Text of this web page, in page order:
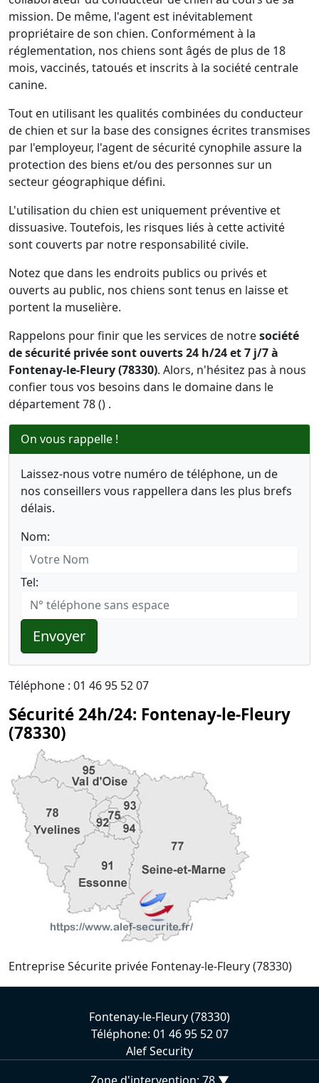
mission. De même, l'agent est inévitablement
propriétaire de son chien. Conformément à la
réglementation, nos chiens sont âgés de plus de 18
mois, vaccinés, tatoués et inscrits à la société centrale
canine.
Tout en utilisant les qualités combinées du conducteur
de chien et sur la base des consignes écrites transmises
par l'employeur, l'agent de sécurité cynophile assure la
protection des biens et/ou des personnes sur un
secteur géographique défini.
L'utilisation du chien est uniquement préventive et
dissuasive. Toutefois, les risques liés à cette activité
sont couverts par notre responsabilité civile.
Notez que dans les endroits publics ou privés et
ouverts au public, nos chiens sont tenus en laisse et
portent la muselière.
Rappelons pour finir que les services de notresociété
de sécurité privée sont ouverts 24 h/24 et 7 j/7 à
Fontenay-le-Fleury (78330). Alors, n'hésitez pas à nous
confier tous vos besoins dans le domaine dans le
département 78 () .
On vous rappelle !
Laissez-nous votre numéro de téléphone, un de
nos conseillers vous rappellera dans les plus brefs
délais.
Nom:
Tel:
Envoyer
Téléphone : 01 46 95 52 07
Sécurité 24h/24: Fontenay-le-Fleury
(78330)
Entreprise Sécurite privée Fontenay-le-Fleury (78330)
Fontenay-le-Fleury (78330)
Téléphone: 01 46 95 52 07
Alef Security